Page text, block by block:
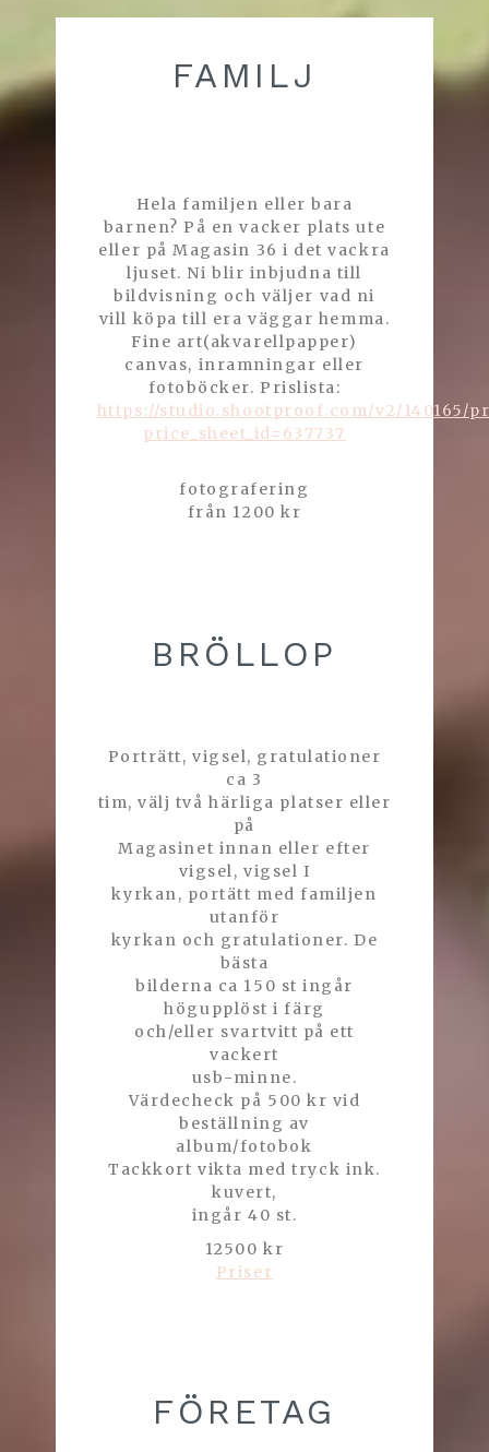
FAMILJ
Hela familjen eller bara
barnen? På en vacker plats ute
eller på Magasin 36 i det vackra
ljuset. Ni blir inbjudna till
bildvisning och väljer vad ni
vill köpa till era väggar hemma.
Fine art(akvarellpapper)
canvas, inramningar eller
fotoböcker. Prislista:
https://studio.shootproof.com/v2/140165/
price_sheet_id=637737
fotografering
från 1200 kr
BRÖLLOP
Porträtt, vigsel, gratulationer
ca 3
tim, välj två härliga platser eller
på
Magasinet innan eller efter
vigsel, vigsel I
kyrkan, portätt med familjen
utanför
kyrkan och gratulationer. De
bästa
bilderna ca 150 st ingår
högupplöst i färg
och/eller svartvitt på ett
vackert
usb-minne.
Värdecheck på 500 kr vid
beställning av
album/fotobok
Tackkort vikta med tryck ink.
kuvert,
ingår 40 st.
12500 kr
Priser
FÖRETAG